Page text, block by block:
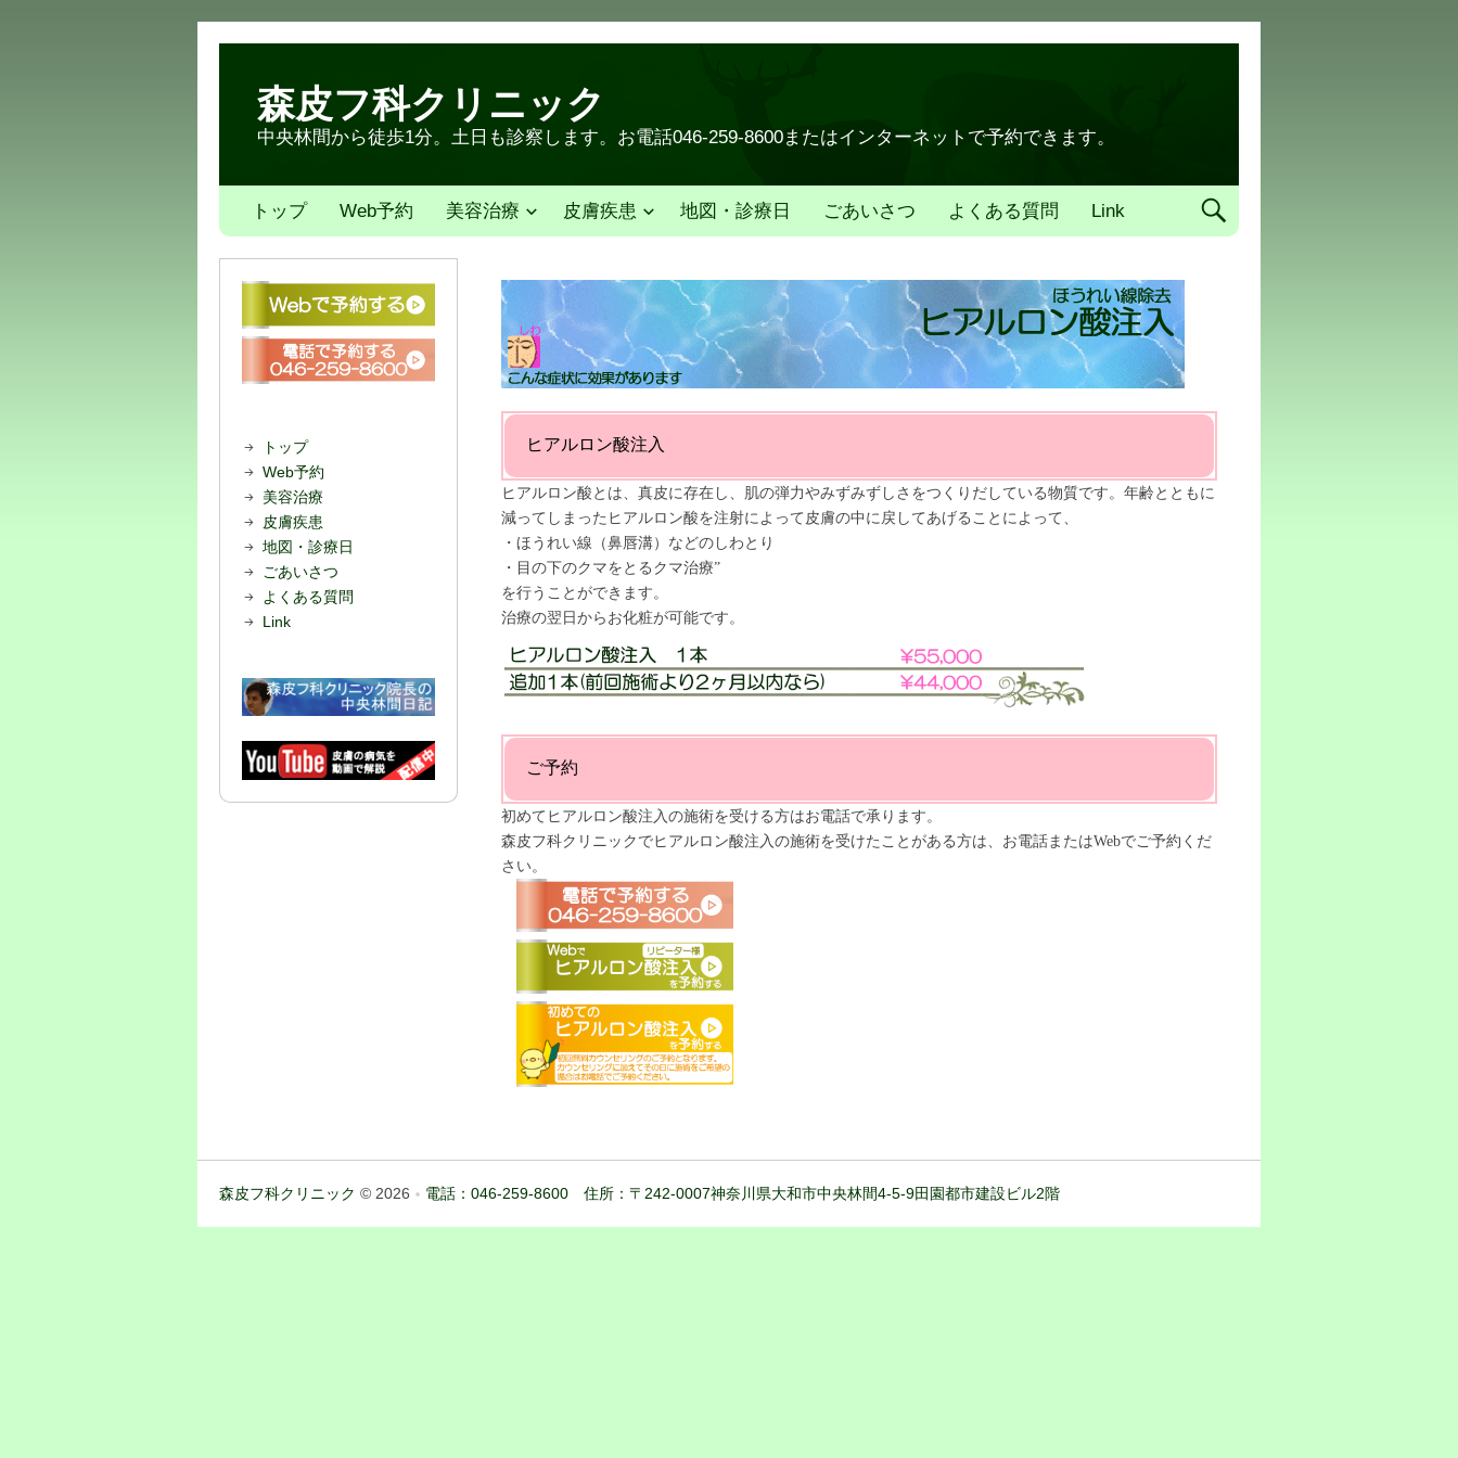
森皮フ科クリニック
中央林間から徒歩1分。土日も診察します。お電話046-259-8600またはインターネットで予約できます。
トップ Web予約 美容治療 皮膚疾患 地図・診療日 ごあいさつ よくある質問 Link
ヒアルロン酸注入
ヒアルロン酸とは、真皮に存在し、肌の弾力やみずみずしさをつくりだしている物質です。年齢とともに
減ってしまったヒアルロン酸を注射によって皮膚の中に戻してあげることによって、
・ほうれい線（鼻唇溝）などのしわとり
・目の下のクマをとるクマ治療”
を行うことができます。
治療の翌日からお化粧が可能です。
ご予約
初めてヒアルロン酸注入の施術を受ける方はお電話で承ります。
森皮フ科クリニックでヒアルロン酸注入の施術を受けたことがある方は、お電話またはWebでご予約くだ
さい。
トップ
Web予約
美容治療
皮膚疾患
地図・診療日
ごあいさつ
よくある質問
Link
森皮フ科クリニック © 2026 電話：046-259-8600 住所：〒242-0007神奈川県大和市中央林間4-5-9田園都市建設ビル2階